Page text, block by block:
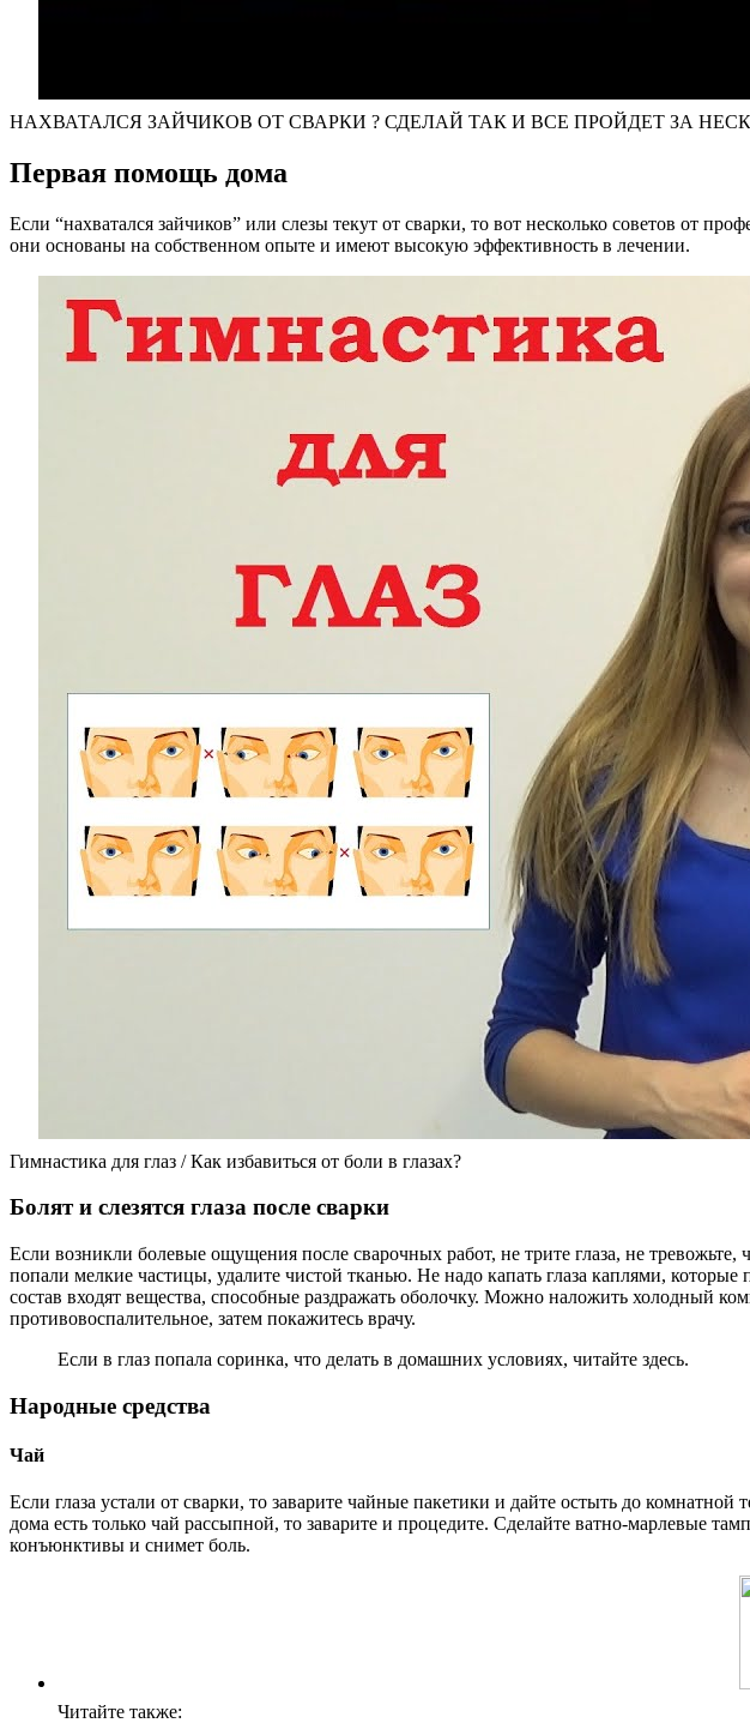
НАХВАТАЛСЯ ЗАЙЧИКОВ ОТ СВАРКИ ? СДЕЛАЙ ТАК И ВСЕ ПРОЙДЕТ ЗА
Первая помощь дома
Если “нахватался зайчиков” или слезы текут от сварки, то вот несколько советов от
они основаны на собственном опыте и имеют высокую эффективность в лечении.
Гимнастика для глаз / Как избавиться от боли в глазах?
Болят и слезятся глаза после сварки
Если возникли болевые ощущения после сварочных работ, не трите глаза, не
попали мелкие частицы, удалите чистой тканью. Не надо капать глаза каплями,
состав входят вещества, способные раздражать оболочку. Можно наложить холодный
противовоспалительное, затем покажитесь врачу.
Если в глаз попала соринка, что делать в домашних условиях, читайте здесь.
Народные средства
Чай
Если глаза устали от сварки, то заварите чайные пакетики и дайте остыть до
дома есть только чай рассыпной, то заварите и процедите. Сделайте ватно-марлевые
конъюнктивы и снимет боль.
Читайте также: